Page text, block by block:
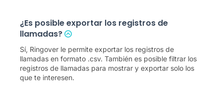
¿Es posible exportar los registros de
llamadas?
Sí, Ringover le permite exportar los registros de
llamadas en formato .csv. También es posible filtrar los
registros de llamadas para mostrar y exportar solo los
que te interesen.